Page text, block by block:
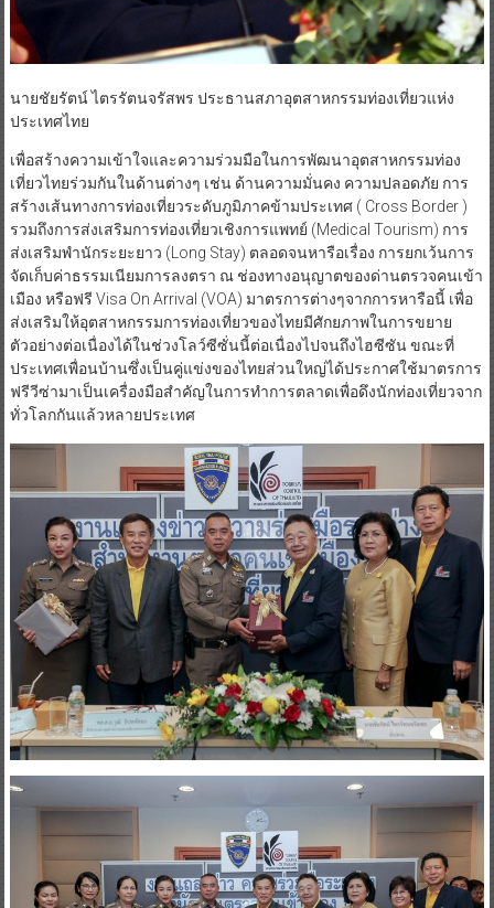
นายชัยรัตน์ ไตรรัตนจรัสพร ประธานสภาอุตสาหกรรมท่องเที่ยวแห่ง
ประเทศไทย
เพื่อสร้างความเข้าใจและความร่วมมือในการพัฒนาอุตสาหกรรมท่อง
เที่ยวไทยร่วมกันในด้านต่างๆ เช่น ด้านความมั่นคง ความปลอดภัย การ
สร้างเส้นทางการท่องเที่ยวระดับภูมิภาคข้ามประเทศ ( Cross Border )
รวมถึงการส่งเสริมการท่องเที่ยวเชิงการแพทย์ (Medical Tourism) การ
ส่งเสริมพำนักระยะยาว (Long Stay) ตลอดจนหารือเรื่อง การยกเว้นการ
จัดเก็บค่าธรรมเนียมการลงตรา ณ ช่องทางอนุญาตของด่านตรวจคนเข้า
เมือง หรือฟรี Visa On Arrival (VOA) มาตรการต่างๆจากการหารือนี้ เพื่อ
ส่งเสริมให้อุตสาหกรรมการท่องเที่ยวของไทยมีศักยภาพในการขยาย
ตัวอย่างต่อเนื่องได้ในช่วงโลว์ซีซั่นนี้ต่อเนื่องไปจนถึงไฮซีซัน ขณะที่
ประเทศเพื่อนบ้านซึ่งเป็นคู่แข่งของไทยส่วนใหญ่ได้ประกาศใช้มาตรการ
ฟรีวีซ่ามาเป็นเครื่องมือสำคัญในการทำการตลาดเพื่อดึงนักท่องเที่ยวจาก
ทั่วโลกกันแล้วหลายประเทศ